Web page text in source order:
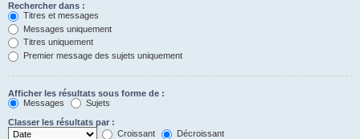
Rechercher dans :
Titres et messages
Messages uniquement
Titres uniquement
Premier message des sujets uniquement
Afficher les résultats sous forme de :
Messages
Sujets
Classer les résultats par :
Croissant
Décroissant